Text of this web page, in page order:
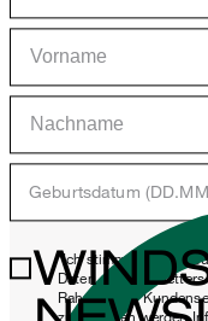
Geburtsdatum
*Ich stimme der
Daten des
Rahmen des